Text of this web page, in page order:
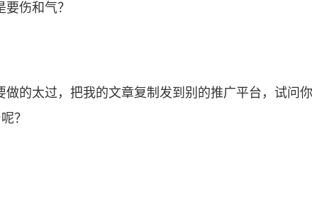
伤和气？
的太过，把我的文章复制发到别的推广平台，试问你
？